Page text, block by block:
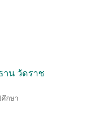
าน วัดราช
ศึกษา